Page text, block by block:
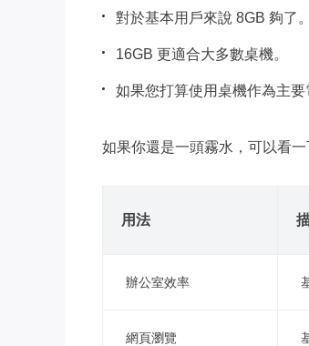
對於基本用戶來說 8GB 夠了。
16GB 更適合大多數桌機。
如果您打算使用桌機作為主要
如果你還是一頭霧水，可以看一
用法
辦公室效率
網頁瀏覽